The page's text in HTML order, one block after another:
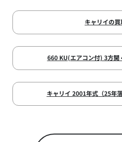
キャリイの
660 KU(エアコン付) 3方開
キャリイ 2001年式（25年